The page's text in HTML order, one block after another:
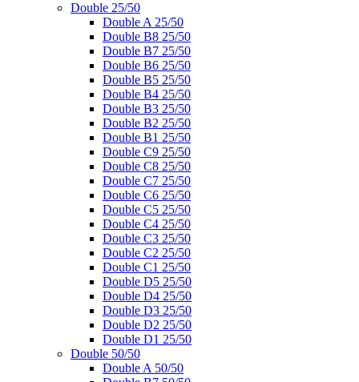
Double 25/50
Double A 25/50
Double B8 25/50
Double B7 25/50
Double B6 25/50
Double B5 25/50
Double B4 25/50
Double B3 25/50
Double B2 25/50
Double B1 25/50
Double C9 25/50
Double C8 25/50
Double C7 25/50
Double C6 25/50
Double C5 25/50
Double C4 25/50
Double C3 25/50
Double C2 25/50
Double C1 25/50
Double D5 25/50
Double D4 25/50
Double D3 25/50
Double D2 25/50
Double D1 25/50
Double 50/50
Double A 50/50